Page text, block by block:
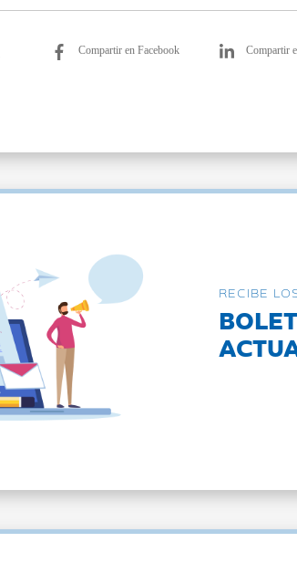
Compartir en Facebook Compartir
RECIBE